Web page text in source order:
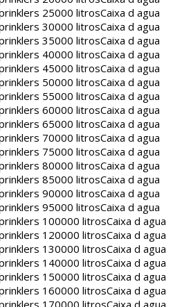
25000 litrosCaixa d agua
30000 litrosCaixa d agua
35000 litrosCaixa d agua
40000 litrosCaixa d agua
45000 litrosCaixa d agua
50000 litrosCaixa d agua
55000 litrosCaixa d agua
60000 litrosCaixa d agua
65000 litrosCaixa d agua
70000 litrosCaixa d agua
75000 litrosCaixa d agua
80000 litrosCaixa d agua
85000 litrosCaixa d agua
90000 litrosCaixa d agua
95000 litrosCaixa d agua
100000 litrosCaixa d agua
120000 litrosCaixa d agua
130000 litrosCaixa d agua
140000 litrosCaixa d agua
150000 litrosCaixa d agua
160000 litrosCaixa d agua